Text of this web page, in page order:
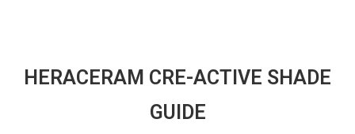
Anfang
HERACERAM CRE-ACTIVE SHADE
GUIDE